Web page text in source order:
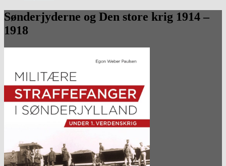
Sønderjyderne og Den store krig 1914 –
1918